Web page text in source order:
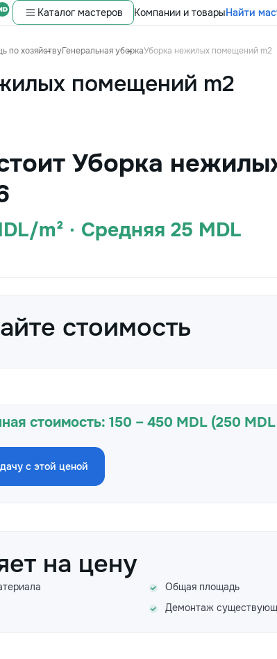
Каталог мастеров Компании и товарыНайти
по хозяйствуГенеральная уборкаУборка нежилых помещений m2
помещений m2
Уборка
m² · Средняя 25 MDL
стоимость
стоимость: 150 – 450 MDL (250
с этой ценой
на цену
Общая площадь
Демонтаж